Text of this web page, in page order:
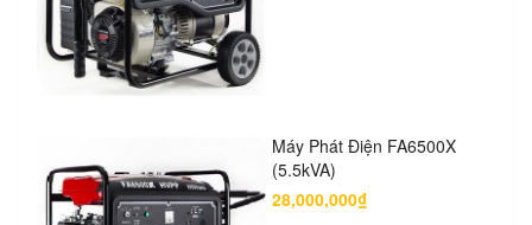
Máy Phát Điện FA6500X
(5.5kVA)
28,000,000₫